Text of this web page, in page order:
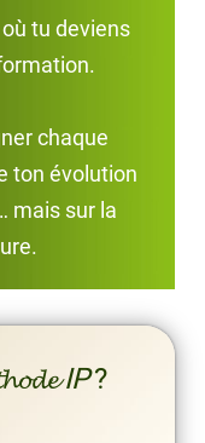
tu deviens
chaque
ton évolution
mais sur la
IP?